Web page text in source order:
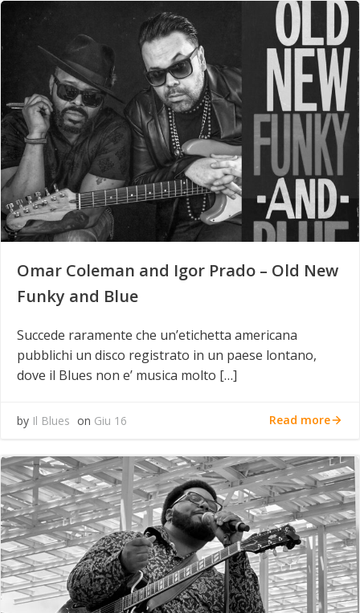
Omar Coleman and Igor Prado – Old New
Funky and Blue
Succede raramente che un’etichetta americana
pubblichi un disco registrato in un paese lontano,
dove il Blues non e’ musica molto […]
by Il Blues on Giu 16 Read more